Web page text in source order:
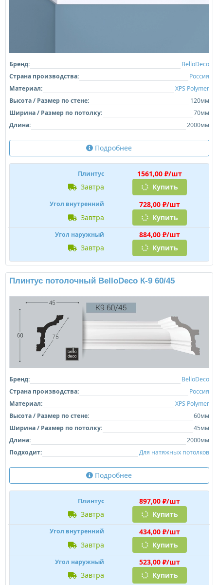
Бренд:
BelloDeco
Страна производства:
Россия
Материал:
XPS Polymer
Высота / Размер по стене:
120мм
Ширина / Размер по потолку:
70мм
Длина:
2000мм
Подробнее
Плинтус
1561,00 ₽/шт
завтра
Купить
Угол внутренний
728,00 ₽/шт
завтра
Купить
Угол наружный
884,00 ₽/шт
завтра
Купить
Плинтус потолочный BelloDeco К-9 60/45
Бренд:
BelloDeco
Страна производства:
Россия
Материал:
XPS Polymer
Высота / Размер по стене:
60мм
Ширина / Размер по потолку:
45мм
Длина:
2000мм
Подходит:
Для натяжных потолков
Подробнее
Плинтус
897,00 ₽/шт
завтра
Купить
Угол внутренний
434,00 ₽/шт
завтра
Купить
Угол наружный
523,00 ₽/шт
завтра
Купить